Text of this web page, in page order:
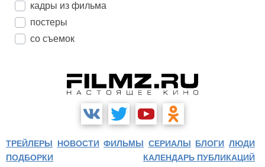
кадры из фильма
постеры
со съемок
ТРЕЙЛЕРЫ НОВОСТИ ФИЛЬМЫ СЕРИАЛЫ БЛОГИ ЛЮДИ
ПОДБОРКИ
КАЛЕНДАРЬ ПУБЛИКАЦИЙ